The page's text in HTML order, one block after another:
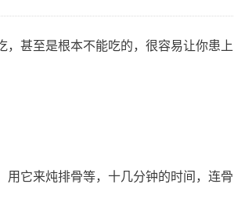
甚至是根本不能吃的，很容易让你患上
它来炖排骨等，十几分钟的时间，连骨